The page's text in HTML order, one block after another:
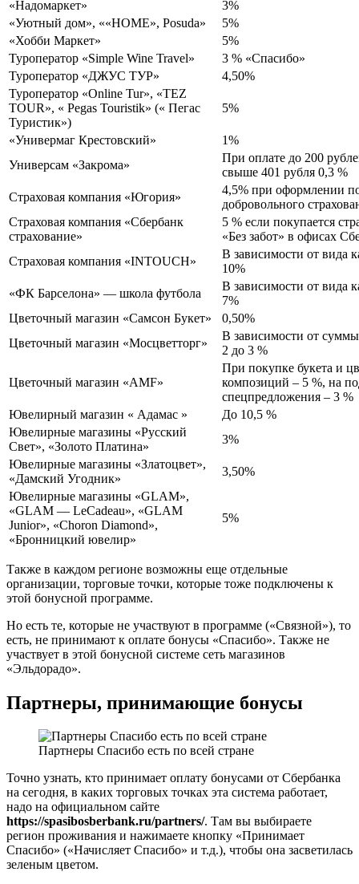
«Надомаркет»
3%
«Уютный дом», ««HOME», Posuda»
5%
«Хобби Маркет»
5%
Туроператор «Simple Wine Travel»
3 % «Спасибо»
Туроператор «ДЖУС ТУР»
4,50%
Туроператор «Online Tur», «TEZ
TOUR», « Pegas Touristik» (« Пегас
Туристик»)
5%
«Универмаг Крестовский»
1%
Универсам «Закрома»
При оплате до 200
свыше 401 рубля 0,3 %
Страховая компания «Югория»
4,5% при оформлении
добровольного
Страховая компания «Сбербанк
страхование»
5 % если покупается
«Без забот» в офисах
Страховая компания «INTOUCH»
В зависимости от вида
10%
«ФК Барселона» — школа футбола
В зависимости от вида
7%
Цветочный магазин «Самсон Букет»
0,50%
Цветочный магазин «Мосцветторг»
В зависимости от
2 до 3 %
Цветочный магазин «AMF»
При покупке букета и
композиций – 5 %, на
спецпредложения – 3 %
Ювелирный магазин « Адамас »
До 10,5 %
Ювелирные магазины «Русский
Свет», «Золото Платина»
3%
Ювелирные магазины «Златоцвет»,
«Дамский Угодник»
3,50%
Ювелирные магазины «GLAM»,
«GLAM — LeCadeau», «GLAM
Junior», «Choron Diamond»,
«Бронницкий ювелир»
5%
Также в каждом регионе возможны еще отдельные
организации, торговые точки, которые тоже подключены к
этой бонусной программе.
Но есть те, которые не участвуют в программе («Связной»), то
есть, не принимают к оплате бонусы «Спасибо». Также не
участвует в этой бонусной системе сеть магазинов
«Эльдорадо».
Партнеры, принимающие бонусы
Партнеры Спасибо есть по всей стране
Точно узнать, кто принимает оплату бонусами от Сбербанка
на сегодня, в каких торговых точках эта система работает,
надо на официальном сайте
https://spasibosberbank.ru/partners/. Там вы выбираете
регион проживания и нажимаете кнопку «Принимает
Спасибо» («Начисляет Спасибо» и т.д.), чтобы она засветилась
зеленым цветом.